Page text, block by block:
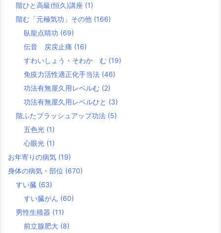
階ひと高級(恒久)講座 (1)
階む「元極気功」その他 (166)
臥龍点睛功 (69)
伝音 戻戻止痛 (16)
すわいしょう・そわか む (19)
免疫力活性適正化手当法 (46)
功法有無屋久用レベルむ (2)
功法有無屋久用レベルひと (3)
階ふたブラッシュアップ功法 (5)
五色光 (1)
心眼光 (1)
お年寄りの病気 (19)
身体の病気・部位 (670)
すい臓 (63)
すい臓がん (60)
男性生殖器 (11)
前立腺肥大 (8)